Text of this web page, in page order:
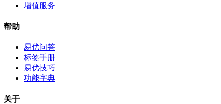
增值服务
帮助
易优问答
标签手册
易优技巧
功能字典
关于